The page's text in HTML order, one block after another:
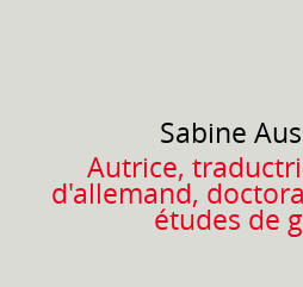
Sabine
Autrice,
d'allemand,
études de